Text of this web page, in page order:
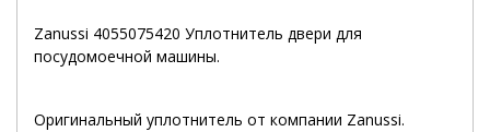
Zanussi 4055075420 Уплотнитель двери для
посудомоечной машины.
Оригинальный уплотнитель от компании Zanussi.